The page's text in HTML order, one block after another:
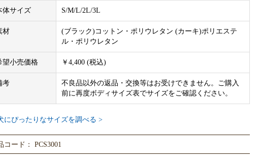
体サイズ S/M/L/2L/3L
材
(ブラック)コットン・ポリウレタン (カーキ)ポリエステ
ル・ポリウレタン
望小売価格 ￥4,400 (税込)
考
不良品以外の返品・交換等はお受けできません。ご購入
前に再度ボディサイズ表でサイズをご確認ください。
にぴったりなサイズを調べる >
コード： PCS3001